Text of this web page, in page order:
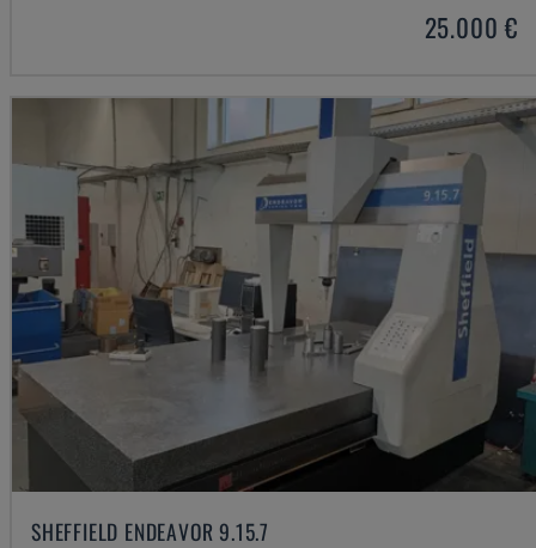
25.000 €
SHEFFIELD ENDEAVOR 9.15.7